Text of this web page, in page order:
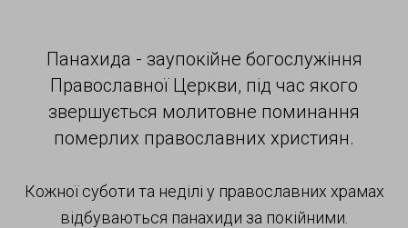
Панахида - заупокійне богослужіння
Православної Церкви, під час якого
звершується молитовне поминання
померлих православних християн.
Кожної суботи та неділі у православних храмах
відбуваються панахиди за покійними.